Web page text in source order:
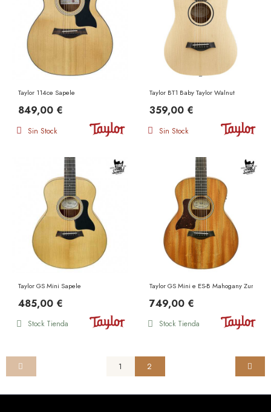
Taylor 114ce Sapele
849,00 €
Sin Stock
Taylor BT1 Baby Taylor Walnut
359,00 €
Sin Stock
Taylor GS Mini Sapele
485,00 €
Stock Tienda
Taylor GS Mini e ES-B Mahogany Zurda
749,00 €
Stock Tienda
1 2